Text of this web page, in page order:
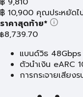
฿ 10,900 คุณประหยัดไ
ราคาสุดท้าย*
฿8,739.70
แบนด์วิธ 48Gbps
ตัวนำเงิน eARC
การกระจายเสียง